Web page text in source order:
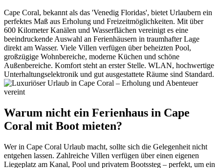
Cape Coral, bekannt als das 'Venedig Floridas', bietet Urlaubern ein
perfektes Maß aus Erholung und Freizeitmöglichkeiten. Mit über
600 Kilometer Kanälen und Wasserflächen vereinigt es eine
beeindruckende Auswahl an Ferienhäusern in traumhafter Lage
direkt am Wasser. Viele Villen verfügen über beheizten Pool,
großzügige Wohnbereiche, moderne Küchen und schöne
Außenbereiche. Komfort steht an erster Stelle. WLAN, hochwertige
Unterhaltungselektronik und gut ausgestattete Räume sind Standard.
Warum nicht ein Ferienhaus in Cape
Coral mit Boot mieten?
Wer in Cape Coral Urlaub macht, sollte sich die Gelegenheit nicht
entgehen lassen. Zahlreiche Villen verfügen über einen eigenen
Liegeplatz am Kanal, Pool und privatem Bootssteg – perfekt, um ein